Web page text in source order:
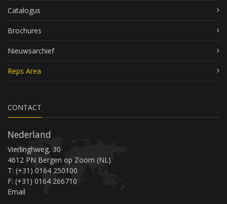
Catalogus
Brochures
Nieuwsarchief
Reps Area
CONTACT
Nederland
Vierlinghweg, 30
4612 PN Bergen op Zoom (NL)
T: (+31) 0164 250100
F: (+31) 0164 266710
Email